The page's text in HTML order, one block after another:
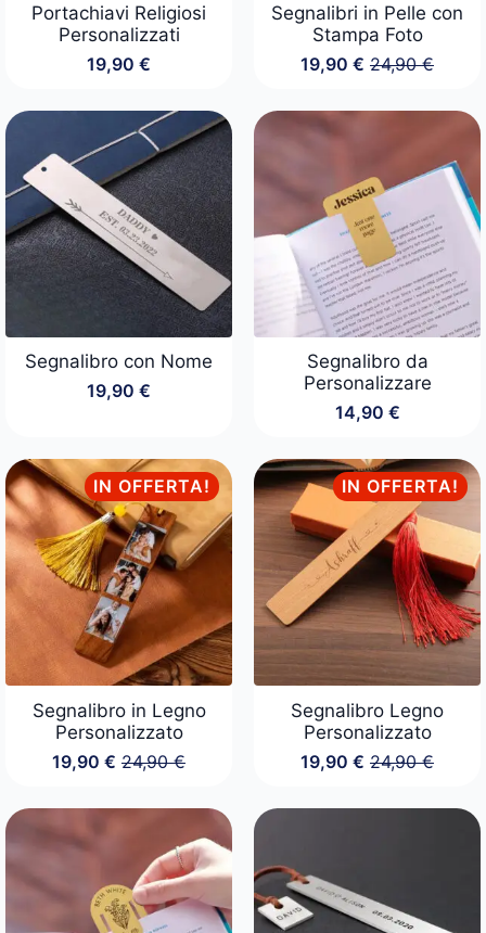
Portachiavi Religiosi
Personalizzati
19,90 €
Segnalibri in Pelle con
Stampa Foto
24,90€
Il
originale
19,90€ Il
attuale
Segnalibro con Nome
19,90 €
Segnalibro da
Personalizzare
14,90 €
IN OFFERTA!
Segnalibro in Legno
Personalizzato
24,90€
Il
originale
24,90 €.
19,90€ Il
attuale
19,90 €.
IN OFFERTA!
Segnalibro Legno
Personalizzato
24,90€
Il
originale
19,90€ Il
attuale